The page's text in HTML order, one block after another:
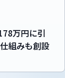
万円に引
組みも創設